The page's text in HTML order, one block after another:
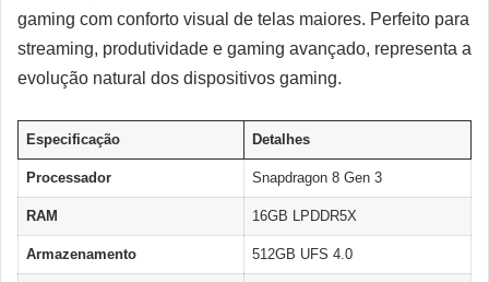
gaming com conforto visual de telas maiores. Perfeito para
streaming, produtividade e gaming avançado, representa a
evolução natural dos dispositivos gaming.
Especificação Detalhes
Processador Snapdragon 8 Gen 3
RAM 16GB LPDDR5X
Armazenamento 512GB UFS 4.0